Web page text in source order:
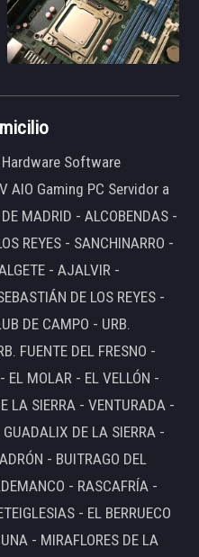
Software
AIO Gaming PC Servidor a
MADRID - ALCOBENDAS -
REYES - SANCHINARRO -
- AJALVIR -
DE LOS REYES -
DE CAMPO - URB.
FUENTE DEL FRESNO -
EL MOLAR - EL VELLÓN -
LA SIERRA - VENTURADA -
DE LA SIERRA -
- BUITRAGO DEL
- RASCAFRÍA -
- EL BERRUECO
- MIRAFLORES DE LA